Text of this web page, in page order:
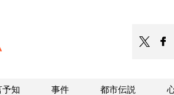
予知 事件 都市伝説